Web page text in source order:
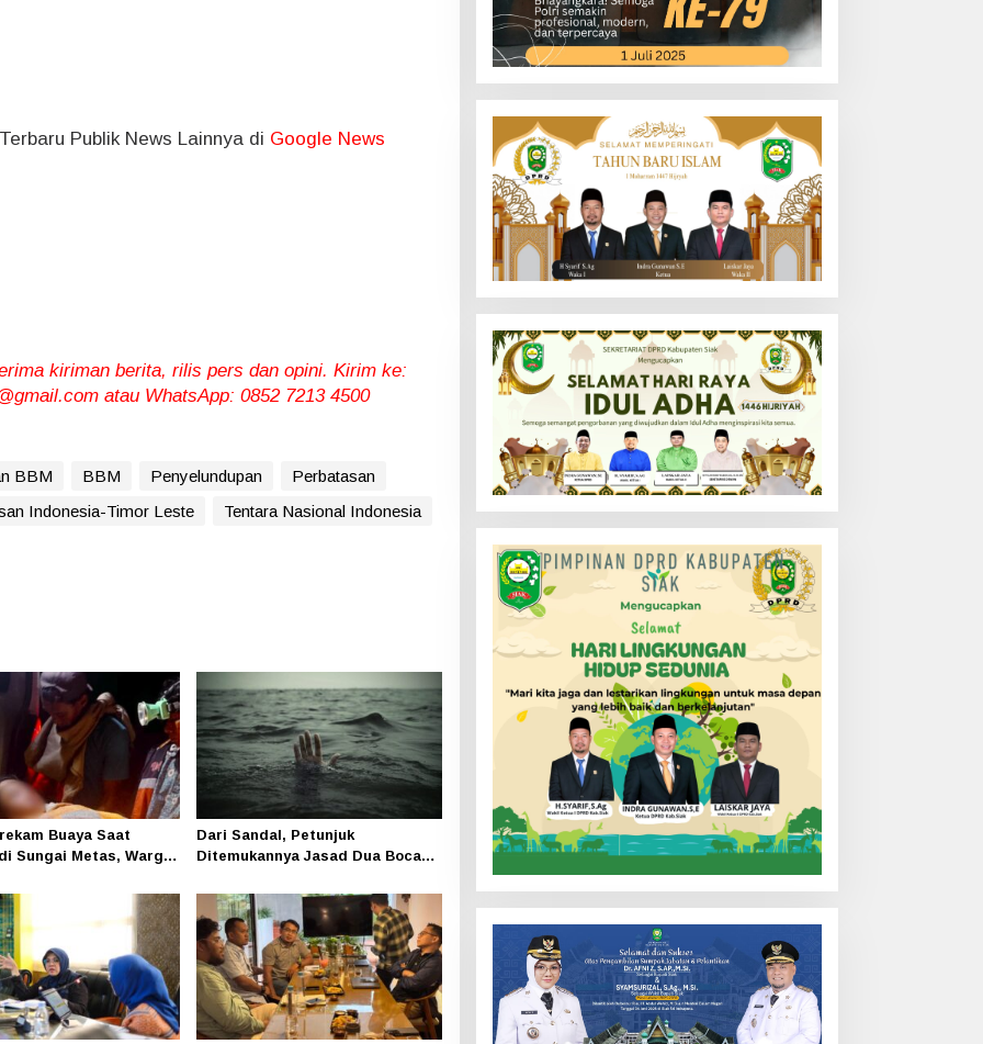
Publik News Lainnya di Google News
kiriman berita, rilis pers dan opini. Kirim ke:
atau WhatsApp: 0852 7213 4500
BBM BBM Penyelundupan
Perbatasan
Indonesia-Timor Leste
Tentara Nasional Indonesia
Buaya Saat
Sungai Metas, Warga
Dari Sandal, Petunjuk
Ditemukannya Jasad Dua Bocah